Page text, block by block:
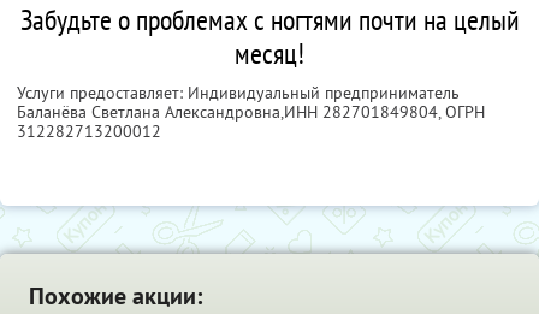
Забудьте о проблемах с ногтями почти на целый
месяц!
Услуги предоставляет: Индивидуальный предприниматель
Баланёва Светлана Александровна,ИНН 282701849804, ОГРН
312282713200012
Похожие акции: